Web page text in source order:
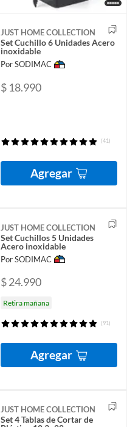
JUST HOME COLLECTION
Set Cuchillo 6 Unidades Acero
inoxidable
Por SODIMAC
$ 18.990
(41)
Agregar
JUST HOME COLLECTION
Set Cuchillos 5 Unidades
Acero inoxidable
Por SODIMAC
$ 24.990
Retira mañana
(91)
Agregar
JUST HOME COLLECTION
Set 4 Tablas de Cortar de